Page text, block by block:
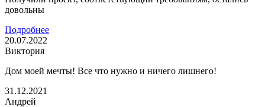
довольны
Подробнее
20.07.2022
Виктория
Дом моей мечты! Все что нужно и ничего лишнего!
31.12.2021
Андрей